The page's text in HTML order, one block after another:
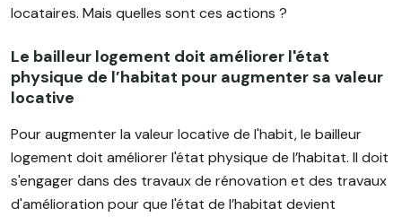
locataires. Mais quelles sont ces actions ?
Le bailleur logement doit améliorer l'état
physique de l’habitat pour augmenter sa valeur
locative
Pour augmenter la valeur locative de l'habit, le bailleur
logement doit améliorer l'état physique de l’habitat. Il doit
s'engager dans des travaux de rénovation et des travaux
d'amélioration pour que l'état de l’habitat devient